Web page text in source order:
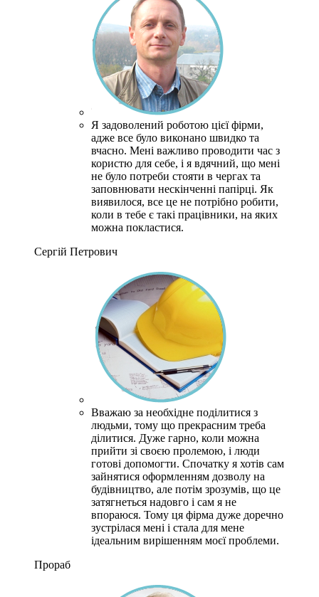
Я задоволений роботою цієї фірми,
адже все було виконано швидко та
вчасно. Мені важливо проводити час з
користю для себе, і я вдячний, що мені
не було потреби стояти в чергах та
заповнювати нескінченні папірці. Як
виявилося, все це не потрібно робити,
коли в тебе є такі працівники, на яких
можна покластися.
Сергій Петрович
Вважаю за необхідне поділитися з
людьми, тому що прекрасним треба
ділитися. Дуже гарно, коли можна
прийти зі своєю пролемою, і люди
готові допомогти. Спочатку я хотів сам
зайнятися оформленням дозволу на
будівництво, але потім зрозумів, що це
затягнеться надовго і сам я не
впораюся. Тому ця фірма дуже доречно
зустрілася мені і стала для мене
ідеальним вирішенням моєї проблеми.
Прораб